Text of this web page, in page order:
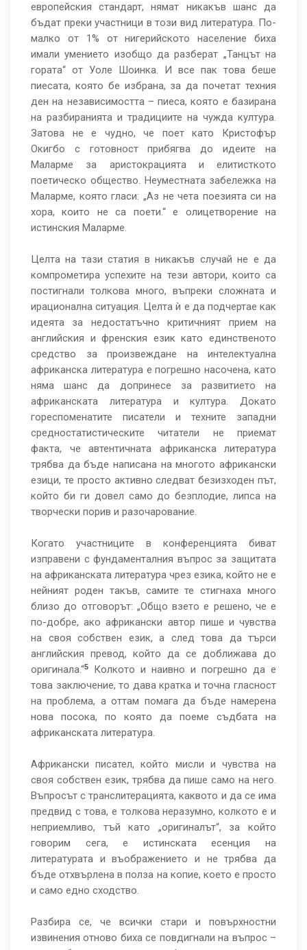
европейския стандарт, нямат никакъв шанс да
бъдат преки участници в този вид литература. По-
малко от 1% от нигерийското население биха
имали умението изобщо да разберат „Танцът на
гората“ от Уоле Шоинка. И все пак това беше
пиесата, която бе избрана, за да почетат техния
ден на независимостта – пиеса, която е базирана
на разбиранията и традициите на чужда култура.
Затова не е чудно, че поет като Кристофър
Окигбо с готовност прибягва до идеите на
Маларме за аристокрацията и елитисткото
поетическо общество. Неуместната забележка на
Маларме, която гласи: „Аз не чета поезията си на
хора, които не са поети.“ e олицетворение на
истинския Маларме.
Целта на тази статия в никакъв случай не е да
компрометира успехите на тези автори, които са
постигнали толкова много, въпреки сложната и
ирационална ситуация. Целта ѝ е да подчертае как
идеята за недостатъчно критичният прием на
английския и френския език като единственото
средство за произвеждане на интелектуална
африканска литература е погрешно насочена, като
няма шанс да допринесе за развитието на
африканската литература и култура. Докато
гореспоменатите писатели и техните западни
средностатистическите читатели не приемат
факта, че автентичната африканска литература
трябва да бъде написана на многото африкански
езици, те просто активно следват безизходен път,
който би ги довел само до безплодие, липса на
творчески порив и разочарование.
Когато участниците в конференцията биват
изправени с фундаменталния въпрос за защитата
на африканската литература чрез езика, който не е
нейният роден такъв, самите те стигнаха много
близо до отговорът: „Общо взето е решено, че е
по-добре, ако африкански автор пише и чувства
на своя собствен език, а след това да търси
английския превод, който да се доближава до
оригинала.“5
Колкото и наивно и погрешно да е
това заключение, то дава кратка и точна гласност
на проблема, а оттам помага да бъде намерена
нова посока, по която да поеме съдбата на
африканската литература.
Африкански писател, който мисли и чувства на
своя собствен език, трябва да пише само на него.
Въпросът с транслитерацията, каквото и да се има
предвид с това, е толкова неразумно, колкото е и
неприемливо, тъй като „оригиналът“, за който
говорим сега, е истинската есенция на
литературата и въображението и не трябва да
бъде отхвърлена в полза на копие, което е просто
и само едно сходство.
Разбира се, че всички стари и повърхностни
извинения отново биха се повдигнали на въпрос –